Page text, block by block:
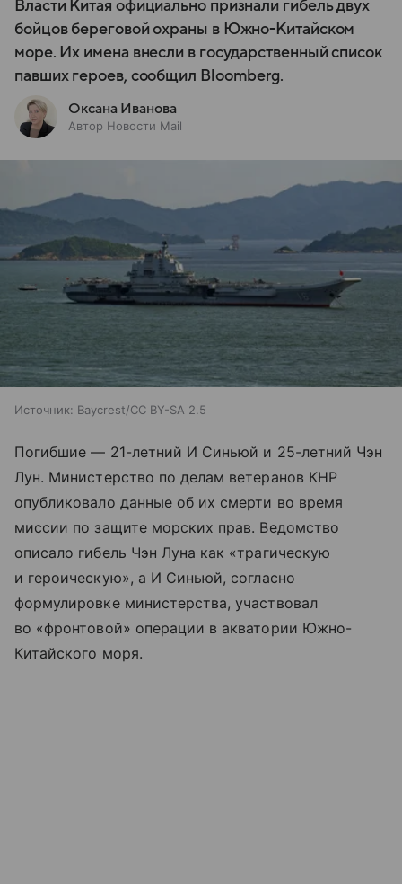
Власти Китая официально признали гибель двух
бойцов береговой охраны в Южно-Китайском
море. Их имена внесли в государственный список
павших героев, сообщил Bloomberg.
Оксана Иванова
Автор Новости Mail
Источник: Baycrest/CC BY-SA 2.5
Погибшие — 21-летний И Синьюй и 25-летний Чэн
Лун. Министерство по делам ветеранов КНР
опубликовало данные об их смерти во время
миссии по защите морских прав. Ведомство
описало гибель Чэн Луна как «трагическую
и героическую», а И Синьюй, согласно
формулировке министерства, участвовал
во «фронтовой» операции в акватории Южно-
Китайского моря.